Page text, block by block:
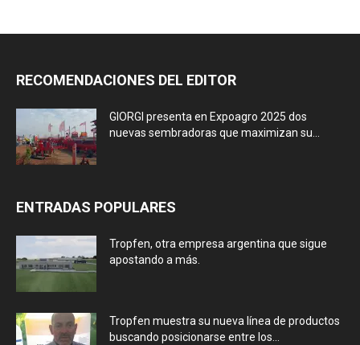
RECOMENDACIONES DEL EDITOR
GIORGI presenta en Expoagro 2025 dos
nuevas sembradoras que maximizan su...
ENTRADAS POPULARES
Tropfen, otra empresa argentina que sigue
apostando a más.
Tropfen muestra su nueva línea de productos
buscando posicionarse entre los...